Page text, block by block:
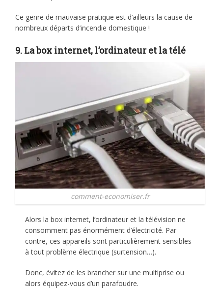
Ce genre de mauvaise pratique est d’ailleurs la cause de
nombreux départs d’incendie domestique !
9. La box internet, l’ordinateur et la télé
comment-economiser.fr
Alors la box internet, l’ordinateur et la télévision ne
consomment pas énormément d’électricité. Par
contre, ces appareils sont particulièrement sensibles
à tout problème électrique (surtension…).
Donc, évitez de les brancher sur une multiprise ou
alors équipez-vous d’un parafoudre.